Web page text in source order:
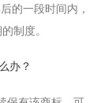
的一段时间内，
制度。
办？